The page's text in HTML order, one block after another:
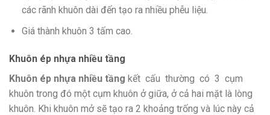
các rãnh khuôn dài đến tạo ra nhiều phễu liệu.
Giá thành khuôn 3 tấm cao.
Khuôn ép nhựa nhiều tầng
Khuôn ép nhựa nhiều tầng kết cấu thường có 3 cụm
khuôn trong đó một cụm khuôn ở giữa, ở cả hai mặt là lòng
khuôn. Khi khuôn mở sẽ tạo ra 2 khoảng trống và lúc này cả